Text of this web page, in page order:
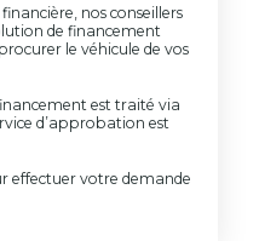
nos conseillers
de financement
le véhicule de vos
est traité via
d’approbation est
effectuer votre demande